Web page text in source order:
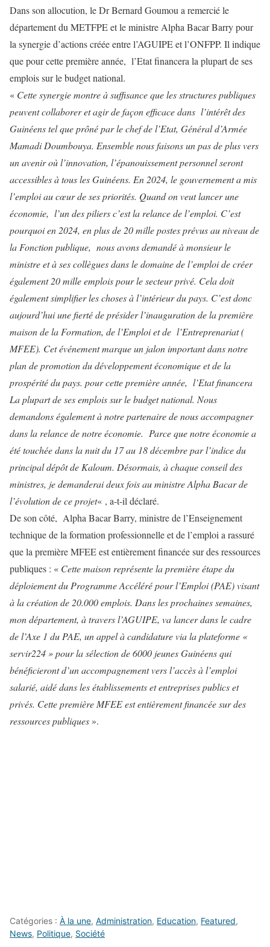
Dans son allocution, le Dr Bernard Goumou a remercié le
département du METFPE et le ministre Alpha Bacar Barry pour
la synergie d’actions créée entre l’AGUIPE et l’ONFPP. Il indique
que pour cette première année, l’Etat financera la plupart de ses
emplois sur le budget national.
« Cette synergie montre à suffisance que les structures publiques
peuvent collaborer et agir de façon efficace dans l’intérêt des
Guinéens tel que prôné par le chef de l’Etat, Général d’Armée
Mamadi Doumbouya. Ensemble nous faisons un pas de plus vers
un avenir où l’innovation, l’épanouissement personnel seront
accessibles à tous les Guinéens. En 2024, le gouvernement a mis
l’emploi au cœur de ses priorités. Quand on veut lancer une
économie, l’un des piliers c’est la relance de l’emploi. C’est
pourquoi en 2024, en plus de 20 mille postes prévus au niveau de
la Fonction publique, nous avons demandé à monsieur le
ministre et à ses collègues dans le domaine de l’emploi de créer
également 20 mille emplois pour le secteur privé. Cela doit
également simplifier les choses à l’intérieur du pays. C’est donc
aujourd’hui une fierté de présider l’inauguration de la première
maison de la Formation, de l’Emploi et de l’Entreprenariat (
MFEE). Cet événement marque un jalon important dans notre
plan de promotion du développement économique et de la
prospérité du pays. pour cette première année, l’Etat financera
La plupart de ses emplois sur le budget national. Nous
demandons également à notre partenaire de nous accompagner
dans la relance de notre économie. Parce que notre économie a
été touchée dans la nuit du 17 au 18 décembre par l’indice du
principal dépôt de Kaloum. Désormais, à chaque conseil des
ministres, je demanderai deux fois au ministre Alpha Bacar de
l’évolution de ce projet« , a-t-il déclaré.
De son côté, Alpha Bacar Barry, ministre de l’Enseignement
technique de la formation professionnelle et de l’emploi a rassuré
que la première MFEE est entièrement financée sur des ressources
publiques : « Cette maison représente la première étape du
déploiement du Programme Accéléré pour l’Emploi (PAE) visant
à la création de 20.000 emplois. Dans les prochaines semaines,
mon département, à travers l’AGUIPE, va lancer dans le cadre
de l’Axe 1 du PAE, un appel à candidature via la plateforme «
servir224 » pour la sélection de 6000 jeunes Guinéens qui
bénéficieront d’un accompagnement vers l’accès à l’emploi
salarié, aidé dans les établissements et entreprises publics et
privés. Cette première MFEE est entièrement financée sur des
ressources publiques ».
Catégories : À la une, Administration, Education, Featured,
News, Politique, Société